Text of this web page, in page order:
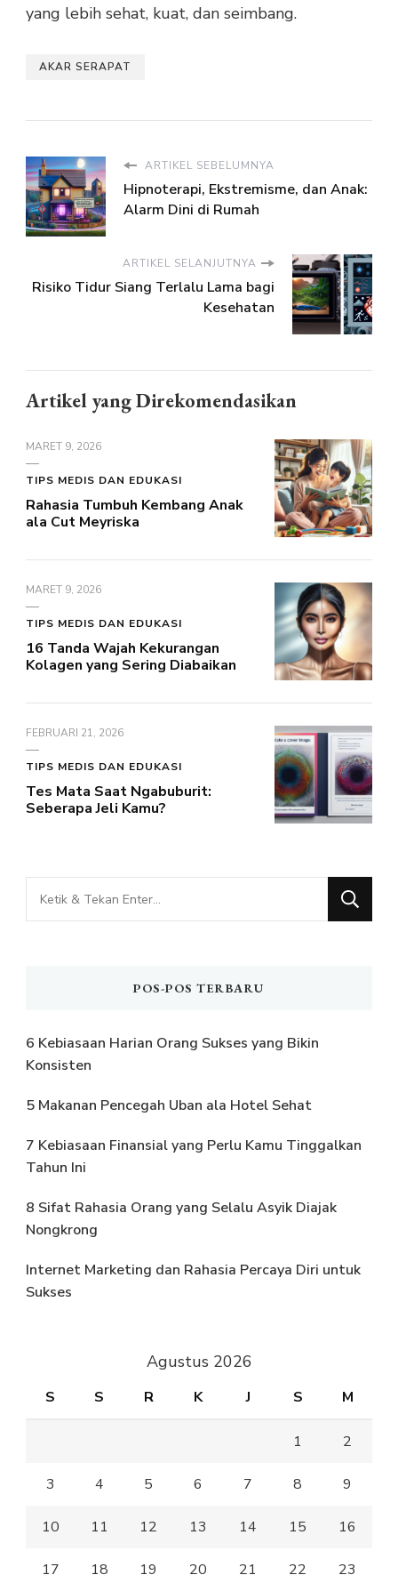
yang lebih sehat, kuat, dan seimbang.
AKAR SERAPAT
ARTIKEL SEBELUMNYA
Hipnoterapi, Ekstremisme, dan Anak:
Alarm Dini di Rumah
ARTIKEL SELANJUTNYA
Risiko Tidur Siang Terlalu Lama bagi
Kesehatan
Artikel yang Direkomendasikan
MARET 9, 2026
TIPS MEDIS DAN EDUKASI
Rahasia Tumbuh Kembang Anak
ala Cut Meyriska
MARET 9, 2026
TIPS MEDIS DAN EDUKASI
16 Tanda Wajah Kekurangan
Kolagen yang Sering Diabaikan
FEBRUARI 21, 2026
TIPS MEDIS DAN EDUKASI
Tes Mata Saat Ngabuburit:
Seberapa Jeli Kamu?
Mencari
Sesuatu?
POS-POS TERBARU
6 Kebiasaan Harian Orang Sukses yang Bikin
Konsisten
5 Makanan Pencegah Uban ala Hotel Sehat
7 Kebiasaan Finansial yang Perlu Kamu Tinggalkan
Tahun Ini
8 Sifat Rahasia Orang yang Selalu Asyik Diajak
Nongkrong
Internet Marketing dan Rahasia Percaya Diri untuk
Sukses
Agustus 2026
S S R K J S M
1 2
3 4 5 6 7 8 9
10 11 12 13 14 15 16
17 18 19 20 21 22 23